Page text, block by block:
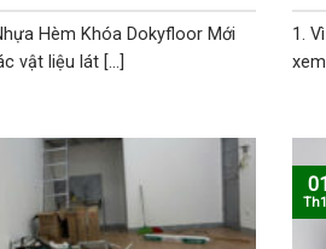
Hèm Khóa Dokyfloor Mới
vật liệu lát [...]
1.
01